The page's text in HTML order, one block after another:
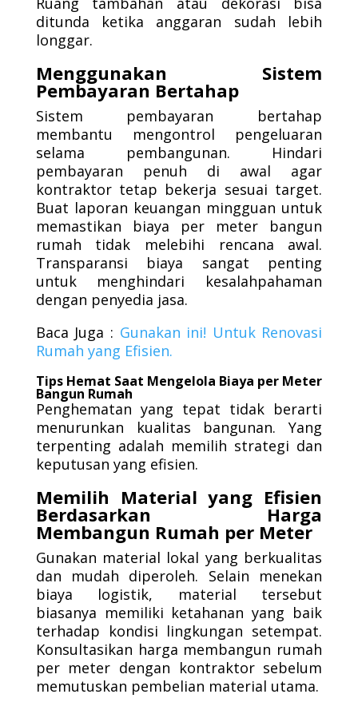
ditunda ketika anggaran sudah lebih
longgar.
Menggunakan Sistem
Pembayaran Bertahap
Sistem pembayaran bertahap
membantu mengontrol pengeluaran
selama pembangunan. Hindari
pembayaran penuh di awal agar
kontraktor tetap bekerja sesuai target.
Buat laporan keuangan mingguan untuk
memastikan biaya per meter bangun
rumah tidak melebihi rencana awal.
Transparansi biaya sangat penting
untuk menghindari kesalahpahaman
dengan penyedia jasa.
Baca Juga : Gunakan ini! Untuk Renovasi
Rumah yang Efisien.
Tips Hemat Saat Mengelola Biaya per Meter
Bangun Rumah
Penghematan yang tepat tidak berarti
menurunkan kualitas bangunan. Yang
terpenting adalah memilih strategi dan
keputusan yang efisien.
Memilih Material yang Efisien
Berdasarkan Harga
Membangun Rumah per Meter
Gunakan material lokal yang berkualitas
dan mudah diperoleh. Selain menekan
biaya logistik, material tersebut
biasanya memiliki ketahanan yang baik
terhadap kondisi lingkungan setempat.
Konsultasikan harga membangun rumah
per meter dengan kontraktor sebelum
memutuskan pembelian material utama.